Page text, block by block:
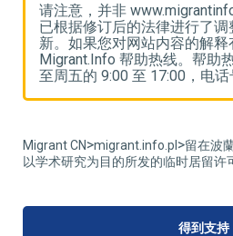
请注意，并非
已根据修订后的法律进行了
新。如果您对网站内容的解
Migrant.Info 帮助热线。帮助
至周五的 9:00 至 17:00，电话
Migrant CN>migrant.info.pl >留在波
以学术研究为目的所发的临时居留许
得到支持